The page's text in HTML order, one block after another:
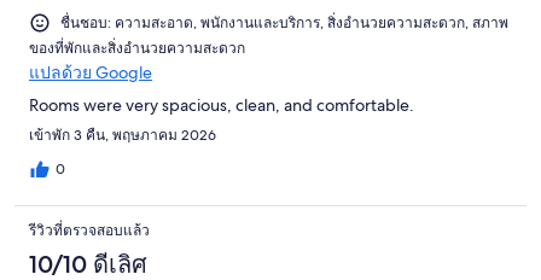
ชื่นชอบ: ความสะอาด, พนักงานและบริการ, สิ่งอำนวยความสะดวก, สภาพ
ของที่พักและสิ่งอำนวยความสะดวก
แปลด้วย Google
Rooms were very spacious, clean, and comfortable.
เข้าพัก 3 คืน, พฤษภาคม 2026
0
รีวิวที่ตรวจสอบแล้ว
10/10 ดีเลิศ